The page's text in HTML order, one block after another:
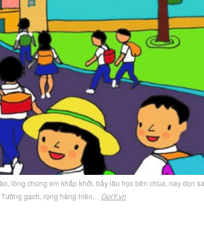
lòng chúng em khấp khởi. bấy lâu học bên chùa, nay dọn
gạch, rộng hàng hiên… GoiY.vn